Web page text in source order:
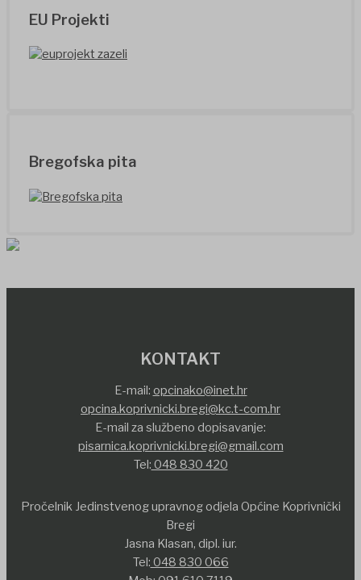
EU Projekti
Bregofska pita
KONTAKT
E-mail: opcinako@inet.hr
opcina.koprivnicki.bregi@kc.t-com.hr
E-mail za službeno dopisavanje:
pisarnica.koprivnicki.bregi@gmail.com
Tel: 048 830 420
Pročelnik Jedinstvenog upravnog odjela Općine Koprivnički
Bregi
Jasna Klasan, dipl. iur.
Tel: 048 830 066